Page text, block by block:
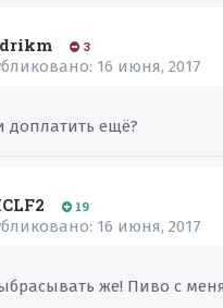
3
16 июня, 2017
доплатить ещё?
19
16 июня, 2017
же! Пиво с